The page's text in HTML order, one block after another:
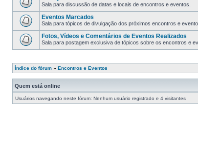
Sala para discussão de datas e locais de encontros e eventos.
Eventos Marcados
Sala para tópicos de divulgação dos próximos encontros e
Fotos, Vídeos e Comentários de Eventos Realizados
Sala para postagem exclusiva de tópicos sobre os encontros e
Índice do fórum » Encontros e Eventos
Quem está online
Usuários navegando neste fórum: Nenhum usuário registrado e 4 visitantes